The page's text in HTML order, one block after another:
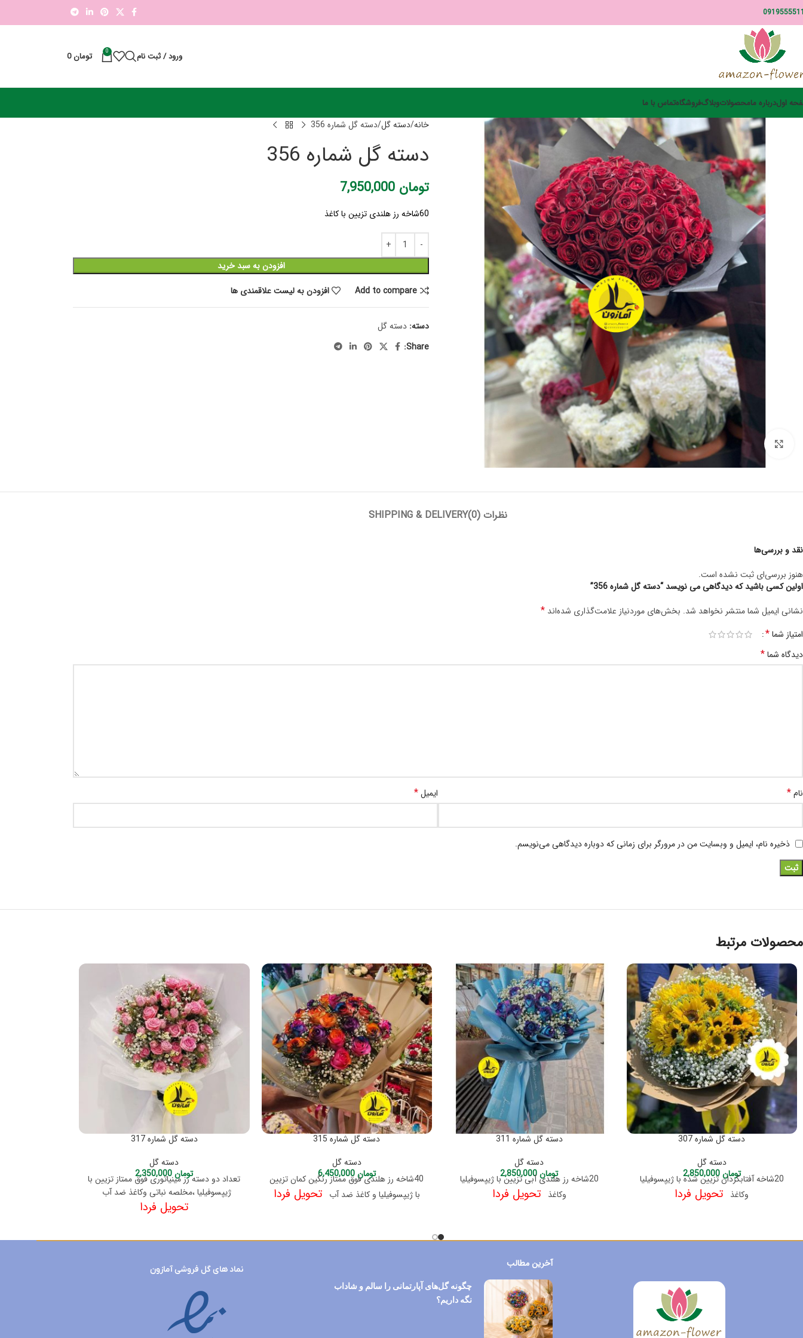
ورود / ثبت نام 0 تومان0
اولدرباره مامحصولاتوبلاگفروشگاهتماس با ما
برای بزرگنمایی کلیک کنید
خانه دسته گل دسته گل شماره 356
دسته گل شماره 356
تومان
60شاخه رز هلندی تزیین با کاغذ
افزودن به سبد خرید
Add to compare
افزودن به لیست علاقمندی ها
دسته: دسته گل
Share:
نظرات (0) SHIPPING & DELIVERY
نقد و بررسی‌ها
هنوز بررسی‌ای ثبت نشده است.
اولین کسی باشید که دیدگاهی می نویسد “دسته گل شماره 356”
نشانی ایمیل شما منتشر نخواهد شد. بخش‌های موردنیاز علامت‌گذاری شده‌اند *
امتیاز شما*
دیدگاه شما*
نام* ایمیل*
ذخیره نام، ایمیل و وبسایت من در مرورگر برای زمانی که دوباره دیدگاهی می‌نویسم.
محصولات مرتبط
دسته گل شماره 307
دسته گل
تومان2,850,000
20شاخه آفتابگردان تزیین شده با ژیپسوفیلیا
وکاغذ تحویل فردا
دسته گل شماره 311
دسته گل
تومان2,850,000
20شاخه رز هلندی آبی تزیین با ژیپسوفیلیا
وکاغذتحویل فردا
دسته گل شماره 315
دسته گل
تومان6,450,000
40شاخه رز هلندی فوق ممتاز رنگین کمان تزیین
با ژیپسوفیلیا و کاغذ ضد آبتحویل فردا
دسته گل شماره 317
دسته گل
تومان2,350,000
تعداد دو دسته رز مینیاتوری فوق ممتاز تزیین با
ژیپسوفیلیا ،مخلصه نباتی وکاغذ ضد آب
تحویل فردا
آخرین مطالب
چگونه گل‌های آپارتمانی را سالم و شاداب
نگه داریم؟
نماد های گل فروشی آمازون